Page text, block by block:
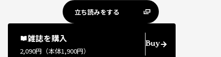
立ち読みをする
雑誌を購入
2,090円（本体1,900円）
Buy